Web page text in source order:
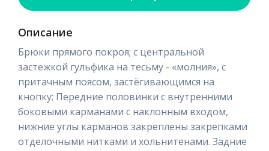
Описание
Брюки прямого покроя; с центральной
застежкой гульфика на тесьму - «молния», с
притачным поясом, застёгивающимся на
кнопку; Передние половинки с внутренними
боковыми карманами с наклонным входом,
нижние углы карманов закреплены закрепками
отделочными нитками и хольнитенами. Задние